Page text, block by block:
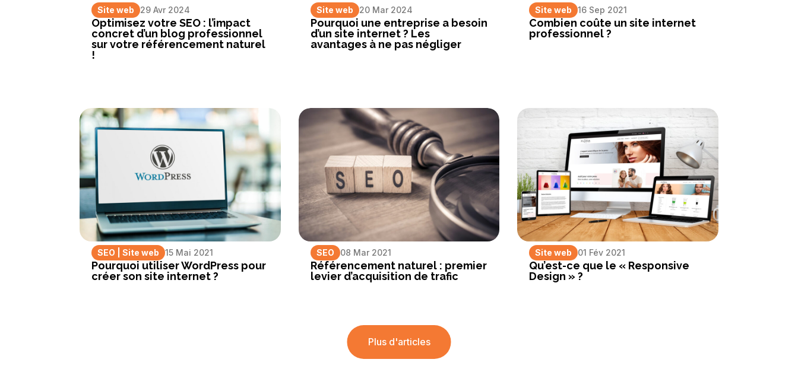
Site web 29 Avr 2024
Optimisez votre SEO : l’impact
concret d’un blog professionnel
sur votre référencement naturel
!
Site web 20 Mar 2024
Pourquoi une entreprise a besoin
d’un site internet ? Les
avantages à ne pas négliger
Site web 16 Sep 2021
Combien coûte un site internet
professionnel ?
SEO |Site web 15 Mai 2021
Pourquoi utiliser WordPress pour
créer son site internet ?
SEO 08 Mar 2021
Référencement naturel : premier
levier d’acquisition de trafic
Site web 01 Fév 2021
Qu’est-ce que le « Responsive
Design » ?
Plus d'articles